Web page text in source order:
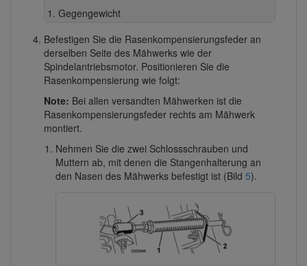
Gegengewicht
Befestigen Sie die Rasenkompensierungsfeder an
derselben Seite des Mähwerks wie der
Spindelantriebsmotor. Positionieren Sie die
Rasenkompensierung wie folgt:
Note: Bei allen versandten Mähwerken ist die
Rasenkompensierungsfeder rechts am Mähwerk
montiert.
Nehmen Sie die zwei Schlossschrauben und
Muttern ab, mit denen die Stangenhalterung an
den Nasen des Mähwerks befestigt ist (Bild 5).